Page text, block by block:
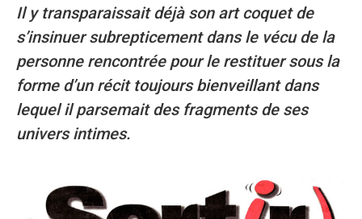
Il y transparaissait déjà son art coquet de
s’insinuer subrepticement dans le vécu de la
personne rencontrée pour le restituer sous la
forme d’un récit toujours bienveillant dans
lequel il parsemait des fragments de ses
univers intimes.